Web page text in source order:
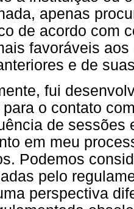
apenas
de acordo com
favoráveis
e de
fui
o contato
de sessões
em meu
Podemos
pelo
perspectiva